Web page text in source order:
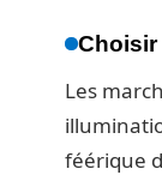
Les
féérique